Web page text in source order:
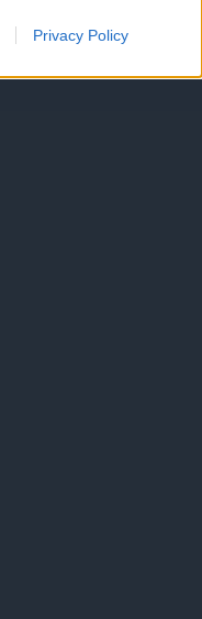
Privacy Policy